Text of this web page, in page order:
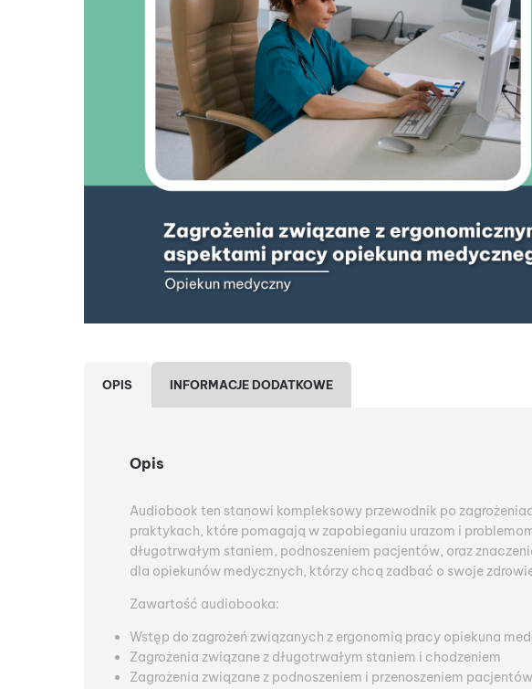
OPIS INFORMACJE DODATKOWE
Opis
Audiobook ten stanowi kompleksowy przewodnik po
praktykach, które pomagają w zapobieganiu urazom i
długotrwałym staniem, podnoszeniem pacjentów, oraz
dla opiekunów medycznych, którzy chcą zadbać o swoje
Zawartość audiobooka:
Wstęp do zagrożeń związanych z ergonomią pracy opiekuna
Zagrożenia związane z długotrwałym staniem i chodzeniem
Zagrożenia związane z podnoszeniem i przenoszeniem pacjentów